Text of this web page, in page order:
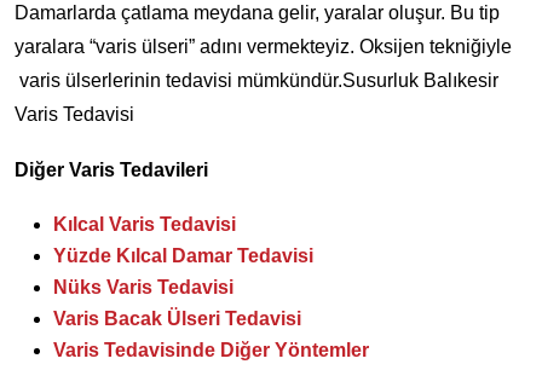
Damarlarda çatlama meydana gelir, yaralar oluşur. Bu tip
yaralara “varis ülseri” adını vermekteyiz. Oksijen tekniğiyle
varis ülserlerinin tedavisi mümkündür.Susurluk Balıkesir
Varis Tedavisi
Diğer Varis Tedavileri
Kılcal Varis Tedavisi
Yüzde Kılcal Damar Tedavisi
Nüks Varis Tedavisi
Varis Bacak Ülseri Tedavisi
Varis Tedavisinde Diğer Yöntemler